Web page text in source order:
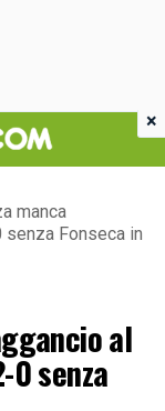
manca
senza Fonseca in
al
senza
×